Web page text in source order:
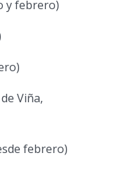
y febrero)
Viña,
febrero)